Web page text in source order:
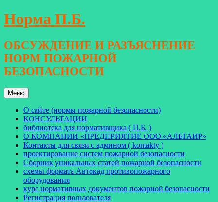
Перейти
к
Норма П.Б.
ОБСУЖДЕНИЕ И РАЗЪЯСНЕНИЕ
НОРМ ПОЖАРНОЙ
БЕЗОПАСНОСТИ
Меню
О сайте (нормы пожарной безопасности)
КОНСУЛЬТАЦИИ
библиотека для нормативщика ( П.Б. )
О КОМПАНИИ «ПРЕДПРИЯТИЕ ООО «АЛЬТАИР»
Контакты для связи с админом ( kontakty )
проектирование систем пожарной безопасности
Сборник уникальных статей пожарной безопасности
схемы формата Автокад противопожарного
оборудования
курс нормативных документов пожарной безопасности
Регистрация пользователя